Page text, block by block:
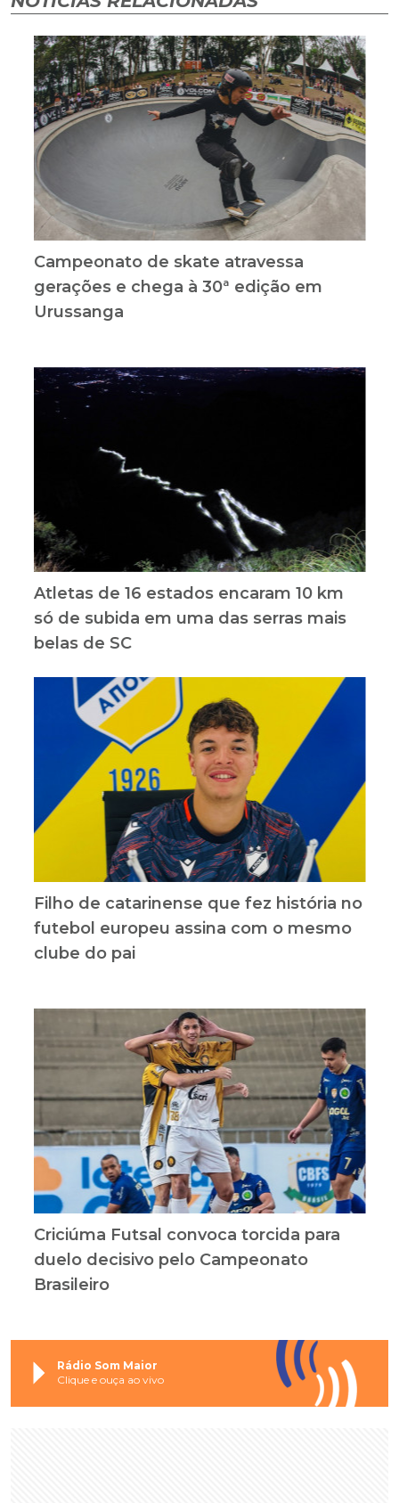
Campeonato de skate atravessa
gerações e chega à 30ª edição em
Urussanga
Atletas de 16 estados encaram 10 km
só de subida em uma das serras mais
belas de SC
Filho de catarinense que fez história no
futebol europeu assina com o mesmo
clube do pai
Criciúma Futsal convoca torcida para
duelo decisivo pelo Campeonato
Brasileiro
Rádio Som Maior
Clique e ouça ao vivo